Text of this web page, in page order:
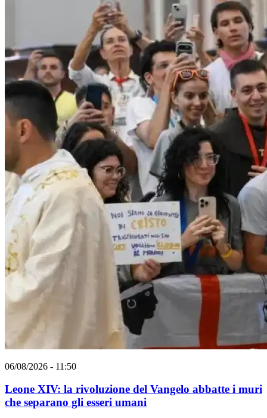
06/08/2026 - 11:50
Leone XIV: la rivoluzione del Vangelo abbatte i muri
che separano gli esseri umani